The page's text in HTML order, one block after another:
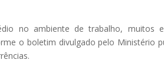
no ambiente de trabalho, muitos
o boletim divulgado pelo Ministério